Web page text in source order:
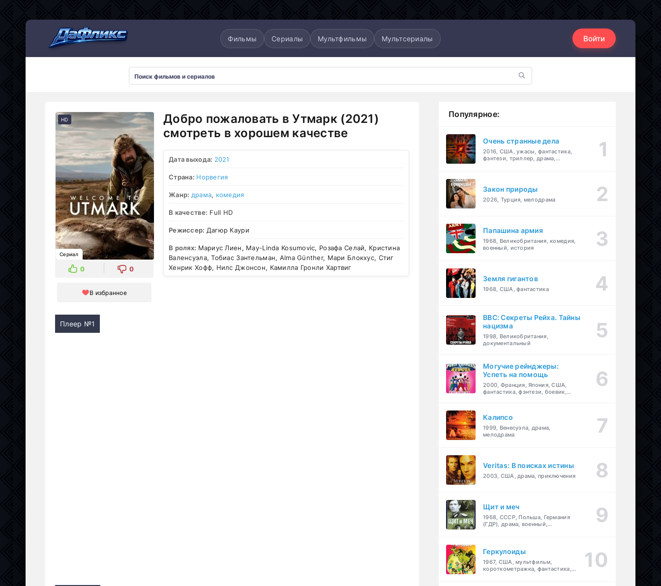
Фильмы Сериалы Мультфильмы Мультсериалы Войти
HD
Сериал
0 0
В избранное
Добро пожаловать в Утмарк (2021)
смотреть в хорошем качестве
Дата выхода: 2021
Страна: Норвегия
Жанр: драма, комедия
В качестве: Full HD
Режиссер: Дагюр Каури
В ролях: Мариус Лиен, May-Linda Kosumovic, Розафа Селай, Кристина
Валенсуэла, Тобиас Зантельман, Alma Günther, Мари Блокхус, Стиг
Хенрик Хофф, Нилс Джонсон, Камилла Гронли Хартвиг
Плеер №1
Популярное:
Очень странные дела
2016, США, ужасы, фантастика,
фэнтези, триллер, драма,
Закон природы
2026, Турция, мелодрама
Папашина армия
1968, Великобритания, комедия,
военный, история
Земля гигантов
1968, США, фантастика
BBC: Секреты Рейха. Тайны
нацизма
1998, Великобритания,
документальный
Могучие рейнджеры:
Успеть на помощь
2000, Франция, Япония, США,
фантастика, фэнтези, боевик,
Калипсо
1999, Венесуэла, драма,
мелодрама
Veritas: В поисках истины
2003, США, драма, приключения
Щит и меч
1968, СССР, Польша, Германия
(ГДР), драма, военный,
Геркулоиды
1967, США, мультфильм,
короткометражка, фантастика,
Мультсериалы